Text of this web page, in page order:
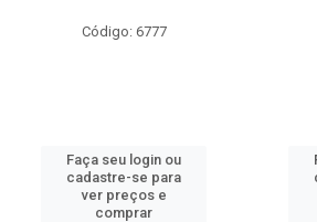
Código: 6777
Faça seu login ou
cadastre-se para
ver preços e
comprar